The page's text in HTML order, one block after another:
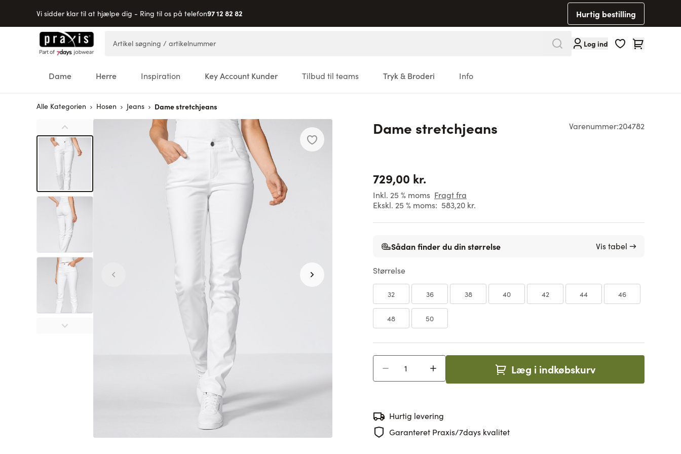
Vi sidder klar til at hjælpe dig - Ring til os på telefon97 12 82 82 Hurtig bestilling
Skip to Content
Log ind Cart
Dame Herre Inspiration Key Account Kunder Tilbud til teams Tryk & Broderi Info
Alle Kategorien Hosen Jeans Dame stretchjeans
Varenummer:204782
Dame stretchjeans
729,00 kr.
Inkl. 25 % moms Fragt fra
Ekskl. 25 % moms: 583,20 kr.
Sådan finder du din størrelse Vis tabel →
Størrelse
32 36 38 40 42 44 46
48 50
Læg i indkøbskurv
Hurtig levering
Garanteret Praxis/7days kvalitet